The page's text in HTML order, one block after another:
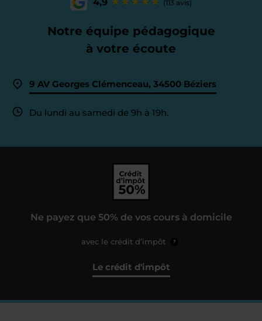
(113 avis)
Notre équipe pédagogique
à votre écoute
9 AV Georges Clémenceau, 34500 Béziers
Du lundi au samedi de 9h à 19h.
Ne payez que 50% de vos cours à domicile
avec le crédit d’impôt ?
Le crédit d'impôt